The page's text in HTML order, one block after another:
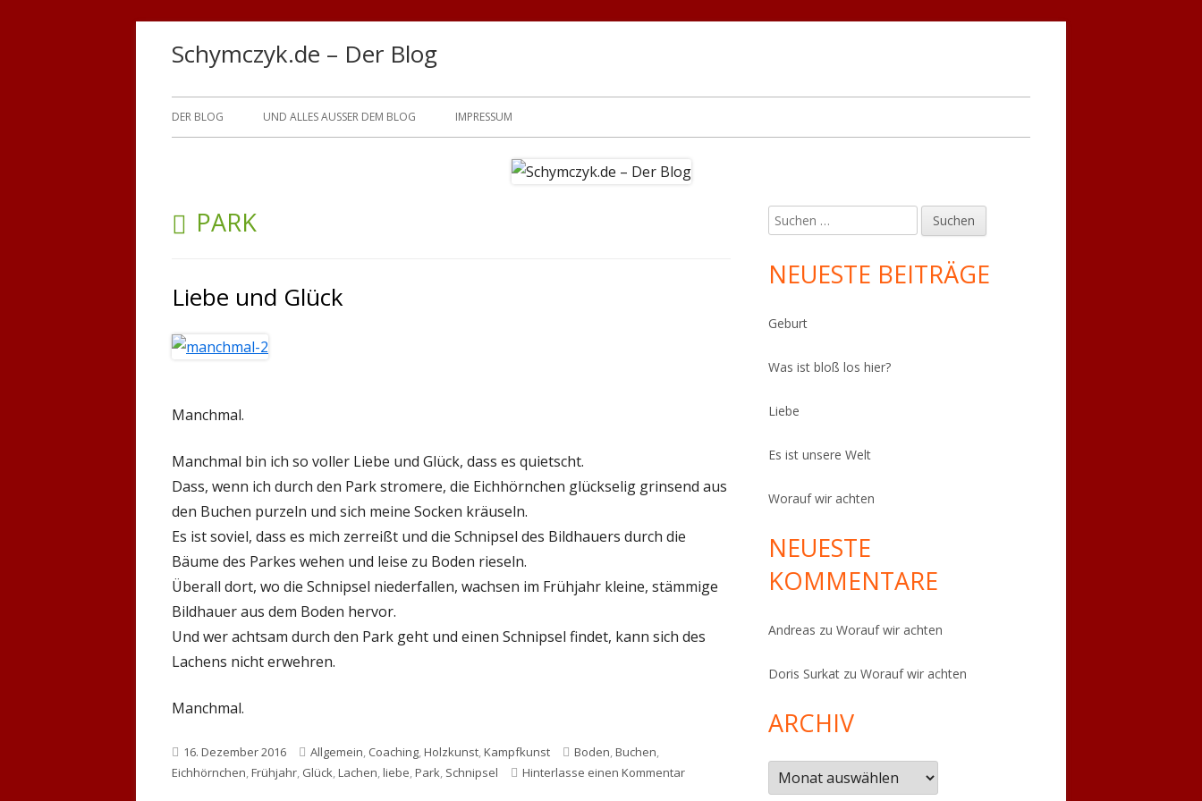
Schymczyk.de – Der Blog
Primäres
DER BLOG UND ALLES AUSSER DEM BLOG IMPRESSUM
SCHLAGWORT:
PARK
Liebe und Glück
Manchmal.
Manchmal bin ich so voller Liebe und Glück, dass es quietscht.
Dass, wenn ich durch den Park stromere, die Eichhörnchen glückselig grinsend aus
den Buchen purzeln und sich meine Socken kräuseln.
Es ist soviel, dass es mich zerreißt und die Schnipsel des Bildhauers durch die
Bäume des Parkes wehen und leise zu Boden rieseln.
Überall dort, wo die Schnipsel niederfallen, wachsen im Frühjahr kleine, stämmige
Bildhauer aus dem Boden hervor.
Und wer achtsam durch den Park geht und einen Schnipsel findet, kann sich des
Lachens nicht erwehren.
Manchmal.
Veröffentlicht
am
16. Dezember 2016 Kategorien
Allgemein, Coaching,Holzkunst,Kampfkunst Schlagwörter
Boden,Buchen,
Eichhörnchen,Frühjahr, Glück,Lachen,liebe,Park, Schnipsel Hinterlasse einen Kommentarzu Liebe und Glück
Haupt-
Seitenleiste
Suchen
nach:
NEUESTE BEITRÄGE
Geburt
Was ist bloß los hier?
Liebe
Es ist unsere Welt
Worauf wir achten
NEUESTE
KOMMENTARE
Andreas zuWorauf wir achten
Doris Surkat zuWorauf wir achten
ARCHIV
Archiv